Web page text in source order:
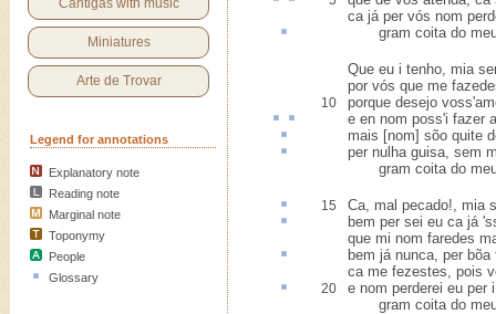
Cantigas with music
Miniatures
Arte de Trovar
Legend for annotations
Explanatory note
Reading note
Marginal note
Toponymy
People
Glossary
ca já per vós nom
gram coitado
Que eu i tenho, mia
por vós que me
10
porque desejo
e en nom poss'i fazer
mais [nom] sõo quite
per nulha guisa, sem
gram coita do meu
15 Ca, mal pecado!, mia
bem per sei eu ca já
que mi nom faredes
bem já nunca, per bõa
ca me fezestes, pois
20 e nom perderei eu per i
gram coita do meu